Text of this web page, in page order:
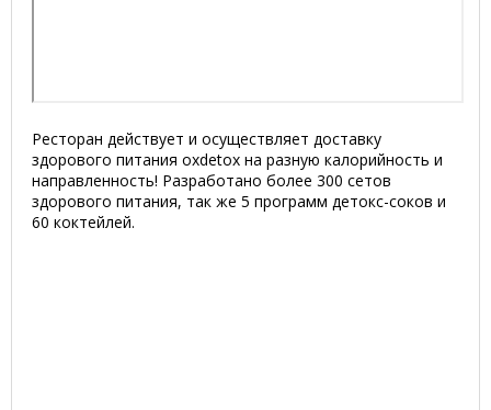
Ресторан действует и осуществляет доставку
здорового питания oxdetox на разную калорийность и
направленность! Разработано более 300 сетов
здорового питания, так же 5 программ детокс-соков и
60 коктейлей.